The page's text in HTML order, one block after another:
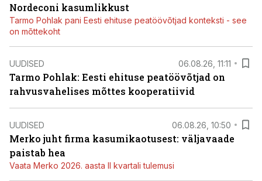
Nordeconi kasumlikkust
Tarmo Pohlak pani Eesti ehituse peatöövõtjad konteksti - see
on mõttekoht
UUDISED 06.08.26, 11:11
Tarmo Pohlak: Eesti ehituse peatöövõtjad on
rahvusvahelises mõttes kooperatiivid
UUDISED 06.08.26, 10:50
Merko juht firma kasumikaotusest: väljavaade
paistab hea
Vaata Merko 2026. aasta II kvartali tulemusi